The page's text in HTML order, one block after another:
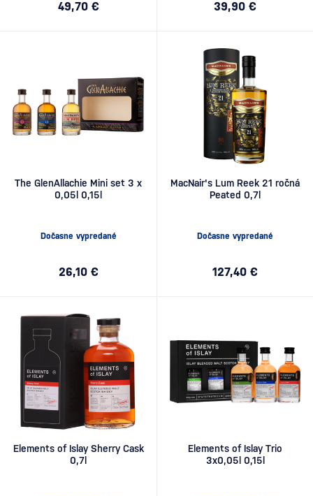
49,70 € 39,90 €
The GlenAllachie Mini set 3 x
0,05l 0,15l
Dočasne vypredané
26,10 €
MacNair's Lum Reek 21 ročná
Peated 0,7l
Dočasne vypredané
127,40 €
Elements of Islay Sherry Cask
0,7l
Elements of Islay Trio
3x0,05l 0,15l